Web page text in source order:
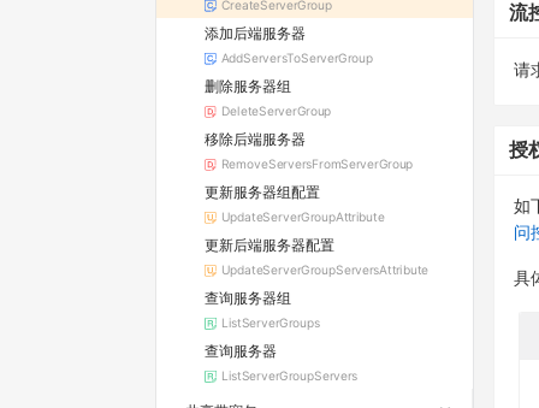
CreateServerGroup
添加后端服务器
AddServersToServerGroup
删除服务器组
DeleteServerGroup
移除后端服务器
RemoveServersFromServerGroup
更新服务器组配置
UpdateServerGroupAttribute
更新后端服务器配置
UpdateServerGroupServersAttribute
查询服务器组
ListServerGroups
查询服务器
ListServerGroupServers
流
请
授
如
问
具